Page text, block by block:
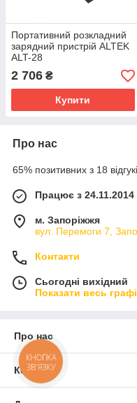
Портативний розкладний
зарядний пристрій ALTEK
ALT-28
2 706 ₴
Купити
Про нас
65% позитивних з 18
Працює з 24.11.2014
м. Запоріжжя
вул. Перемоги 7,
Контакти
Сьогодні вихідний
Показати весь
Про нас
Контакти
КНОПКА
ЗВ'ЯЗКУ